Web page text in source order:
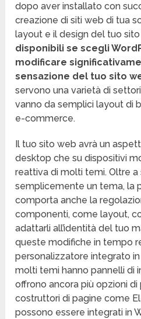
dopo aver installato con
creazione di siti web di tua
layout e il design del tuo
disponibili se scegli
modificare
sensazione del tuo sito
servono una varietà di
vanno da semplici layout di
e-commerce.
Il tuo sito web avrà un
desktop che su dispositivi
reattiva di molti temi. Oltre a
semplicemente un tema, la
comporta anche la
componenti, come layout,
adattarli all’identità del tuo
queste modifiche in tempo
personalizzatore integrato
molti temi hanno pannelli di
offrono ancora più opzioni di
costruttori di pagine come
possono essere integrati in